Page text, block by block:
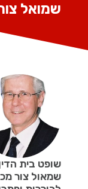
שמואל
שופט בית
שמאול צור